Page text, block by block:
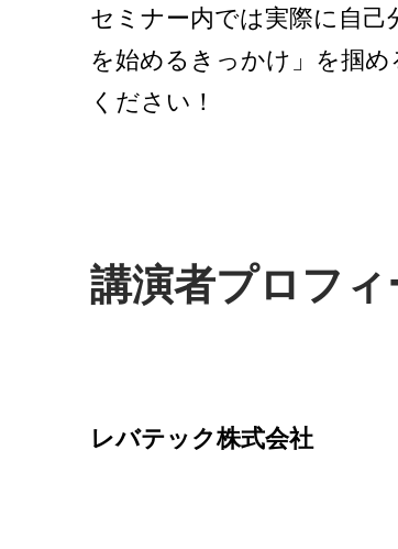
セミナー内では実際に自
を始めるきっかけ」を掴
ください！
講演者プロフィ
レバテック株式会社